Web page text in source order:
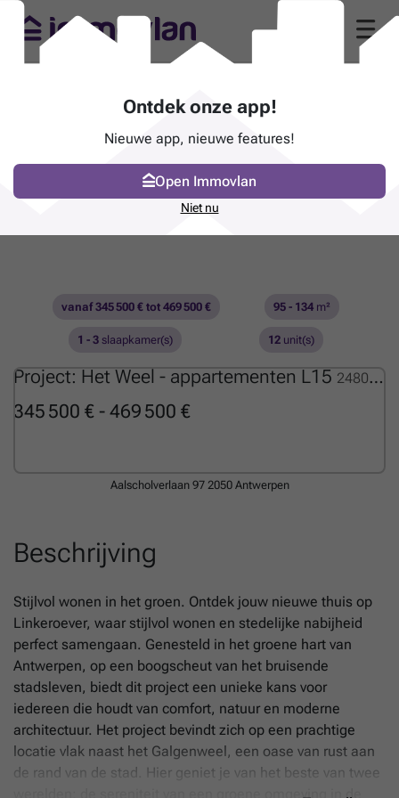
Project: Het Weel - appartementen L15 2480528-RMG01404929_OM_317145
345 500 € - 469 500 €
vanaf 345 500 € tot 469 500 € 95 - 134 m²
1 - 3 slaapkamer(s) 12unit(s)
Aalscholverlaan 97 2050 Antwerpen
Beschrijving
Stijlvol wonen in het groen. Ontdek jouw nieuwe thuis op
Linkeroever, waar stijlvol wonen en stedelijke nabijheid
perfect samengaan. Genesteld in het groene hart van
Antwerpen, op een boogscheut van het bruisende
stadsleven, biedt dit project een unieke kans voor
iedereen die houdt van comfort, natuur en moderne
architectuur. Het project bevindt zich op een prachtige
locatie vlak naast het Galgenweel, een oase van rust aan
de rand van de stad. Hier geniet je van het beste van twee
werelden: de sereniteit van een groene omgeving in de
Ontdek onze app!
Nieuwe app, nieuwe features!
Open Immovlan
Niet nu